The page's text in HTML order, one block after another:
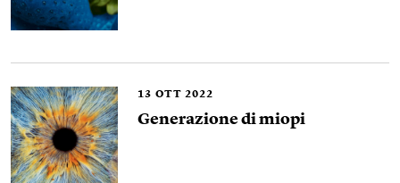
13 OTT 2022
Generazione di miopi